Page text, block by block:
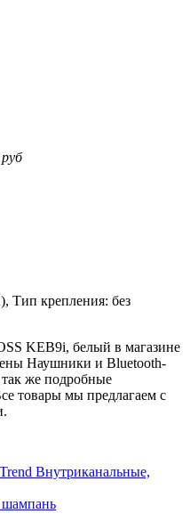
руб
Тип крепления: без
KEB9i, белый в магазине
Наушники и Bluetooth-
же подробные
товары мы предлагаем с
Внутриканальные,
шампань